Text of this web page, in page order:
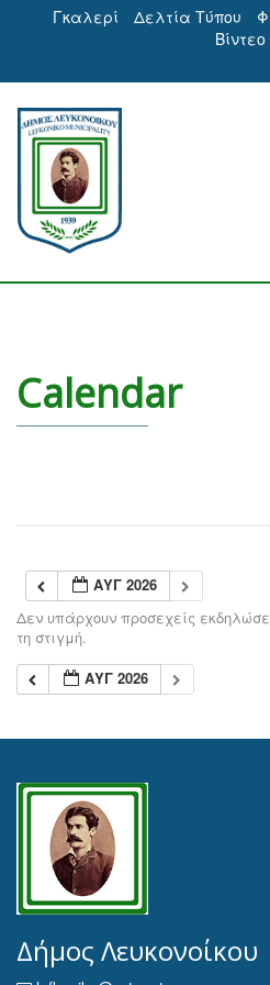
Γκαλερί Δελτία Τύπου
Βίντεο
Calendar
ΑΥΓ 2026
Δεν υπάρχουν προσεχείς
τη στιγμή.
ΑΥΓ 2026
Δήμος Λευκονοίκου